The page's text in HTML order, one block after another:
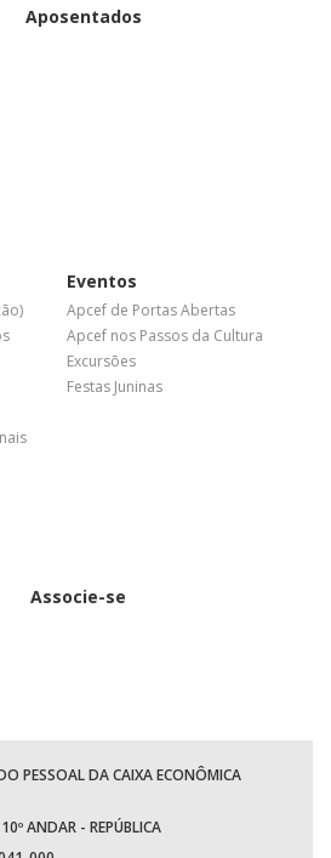
Aposentados
Eventos
Apcef de Portas Abertas
Apcef nos Passos da Cultura
Excursões
Festas Juninas
Associe-se
PESSOAL DA CAIXA ECONÔMICA
ANDAR - REPÚBLICA